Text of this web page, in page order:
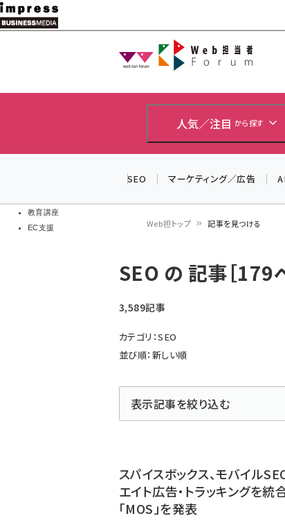
メ
イ
教育講座
EC支援
Web
人気／注目 から探す
SEO マーケティング／広告 AI
ン
く
ず
Web担トップ 記事を見つける
SEO の 記事［179
3,589記事
カテゴリ：SEO
並び順：新しい順
表示記事を絞り込む
スパイスボックス、モバイル
エイト広告・トラッキングを統
「MOS」を発表